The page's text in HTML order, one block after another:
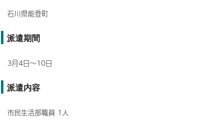
石川県能登町
派遣期間
3月4日～10日
派遣内容
市民生活部職員 1人